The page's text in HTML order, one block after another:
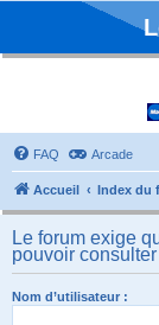
FAQ Arcade
Accueil Index du
Le forum exige
pouvoir
Nom d’utilisateur :